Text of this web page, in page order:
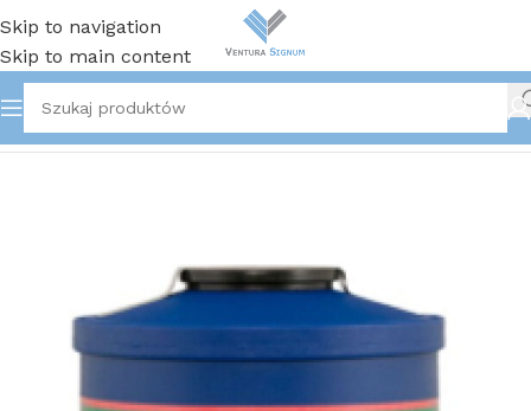
Skip to navigation
Skip to main content
Strona główna